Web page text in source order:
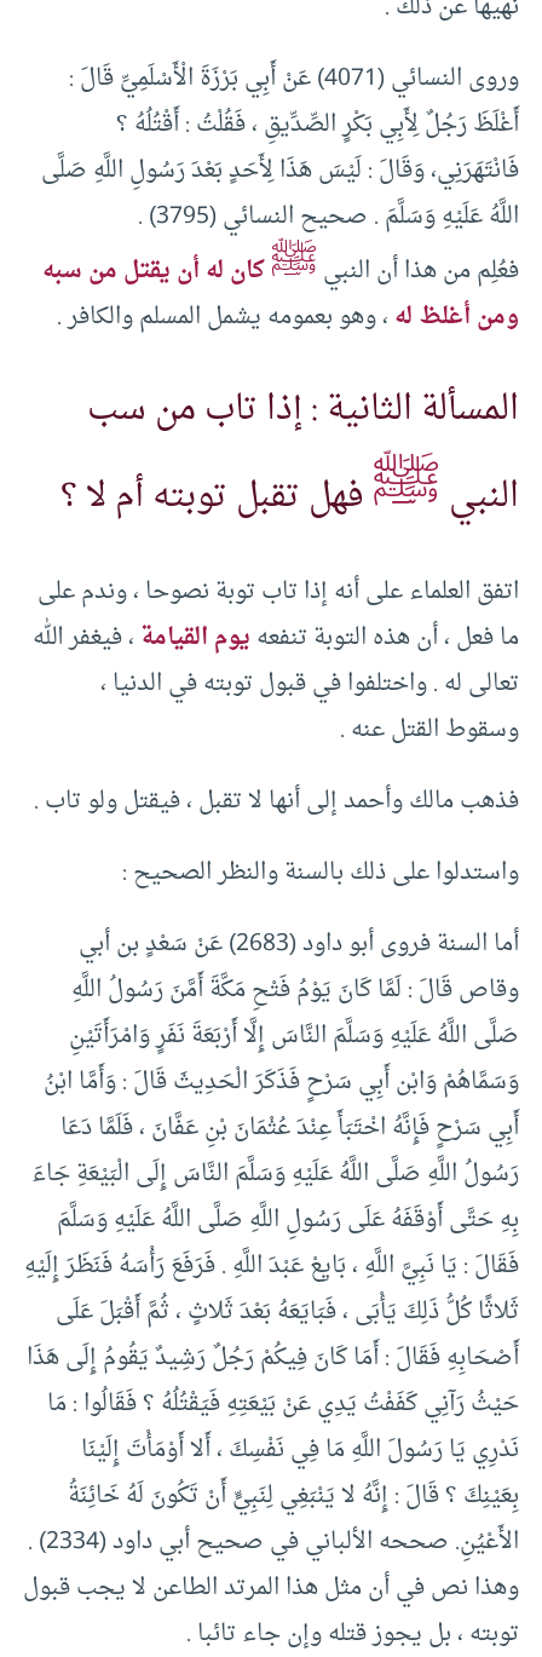
وروى النسائي (4071) عَنْ أَبِي بَرْزَةَ الْأَسْلَمِيِّ قَالَ :
أَغْلَظَ رَجُلٌ لِأَبِي بَكْرٍ الصِّدِّيقِ ، فَقُلْتُ : أَقْتُلُهُ ؟
فَانْتَهَرَنِي، وَقَالَ : لَيْسَ هَذَا لِأَحَدٍ بَعْدَ رَسُولِ اللَّهِ صَلَّى
اللَّهُ عَلَيْهِ وَسَلَّمَ . صحيح النسائي (3795) .
فعُلِم من هذا أن النبيﷺكان له أن يقتل من سبه
ومن أغلظ له، وهو بعمومه يشمل المسلم والكافر .
المسألة الثانية : إذا تاب من سب
النبي ﷺفهل تقبل توبته أم لا ؟
اتفق العلماء على أنه إذا تاب توبة نصوحا ، وندم على
ما فعل ، أن هذه التوبة تنفعهيوم القيامة، فيغفر الله
تعالى له . واختلفوا في قبول توبته في الدنيا ،
وسقوط القتل عنه .
فذهب مالك وأحمد إلى أنها لا تقبل ، فيقتل ولو تاب .
واستدلوا على ذلك بالسنة والنظر الصحيح :
أما السنة فروى أبو داود (2683) عَنْ سَعْدٍ بن أبي
وقاص قَالَ : لَمَّا كَانَ يَوْمُ فَتْحِ مَكَّةَ أَمَّنَ رَسُولُ اللَّهِ
صَلَّى اللَّهُ عَلَيْهِ وَسَلَّمَ النَّاسَ إِلَّا أَرْبَعَةَ نَفَرٍ وَامْرَأَتَيْنِ
وَسَمَّاهُمْ وَابْن أَبِي سَرْحٍ فَذَكَرَ الْحَدِيثَ قَالَ : وَأَمَّا ابْنُ
أَبِي سَرْحٍ فَإِنَّهُ اخْتَبَأَ عِنْدَ عُثْمَانَ بْنِ عَفَّانَ ، فَلَمَّا دَعَا
رَسُولُ اللَّهِ صَلَّى اللَّهُ عَلَيْهِ وَسَلَّمَ النَّاسَ إِلَى الْبَيْعَةِ جَاءَ
بِهِ حَتَّى أَوْقَفَهُ عَلَى رَسُولِ اللَّهِ صَلَّى اللَّهُ عَلَيْهِ وَسَلَّمَ
فَقَالَ : يَا نَبِيَّ اللَّهِ ، بَايِعْ عَبْدَ اللَّهِ . فَرَفَعَ رَأْسَهُ فَنَظَرَ إِلَيْهِ
ثَلاثًا كُلُّ ذَلِكَ يَأْبَى ، فَبَايَعَهُ بَعْدَ ثَلاثٍ ، ثُمَّ أَقْبَلَ عَلَى
أَصْحَابِهِ فَقَالَ : أَمَا كَانَ فِيكُمْ رَجُلٌ رَشِيدٌ يَقُومُ إِلَى هَذَا
حَيْثُ رَآنِي كَفَفْتُ يَدِي عَنْ بَيْعَتِهِ فَيَقْتُلُهُ ؟ فَقَالُوا : مَا
نَدْرِي يَا رَسُولَ اللَّهِ مَا فِي نَفْسِكَ ، أَلا أَوْمَأْتَ إِلَيْنَا
بِعَيْنِكَ ؟ قَالَ : إِنَّهُ لا يَنْبَغِي لِنَبِيٍّ أَنْ تَكُونَ لَهُ خَائِنَةُ
الأَعْيُنِ. صححه الألباني في صحيح أبي داود (2334) .
وهذا نص في أن مثل هذا المرتد الطاعن لا يجب قبول
توبته ، بل يجوز قتله وإن جاء تائبا .